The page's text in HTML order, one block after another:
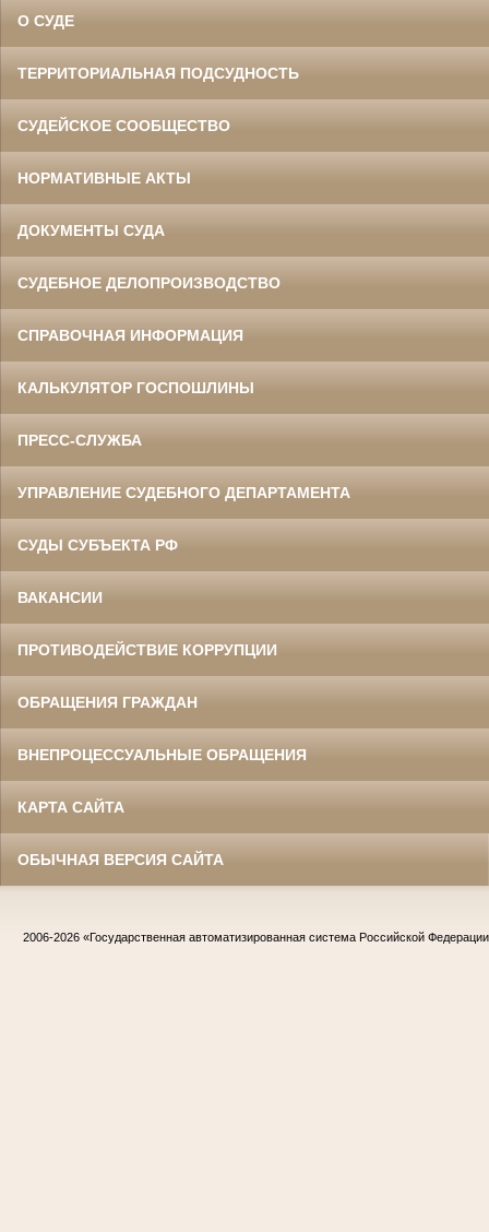
О СУДЕ
ТЕРРИТОРИАЛЬНАЯ ПОДСУДНОСТЬ
СУДЕЙСКОЕ СООБЩЕСТВО
НОРМАТИВНЫЕ АКТЫ
ДОКУМЕНТЫ СУДА
СУДЕБНОЕ ДЕЛОПРОИЗВОДСТВО
СПРАВОЧНАЯ ИНФОРМАЦИЯ
КАЛЬКУЛЯТОР ГОСПОШЛИНЫ
ПРЕСС-СЛУЖБА
УПРАВЛЕНИЕ СУДЕБНОГО ДЕПАРТАМЕНТА
СУДЫ СУБЪЕКТА РФ
ВАКАНСИИ
ПРОТИВОДЕЙСТВИЕ КОРРУПЦИИ
ОБРАЩЕНИЯ ГРАЖДАН
ВНЕПРОЦЕССУАЛЬНЫЕ ОБРАЩЕНИЯ
КАРТА САЙТА
ОБЫЧНАЯ ВЕРСИЯ САЙТА
2006-2026 «Государственная автоматизированная система Российской